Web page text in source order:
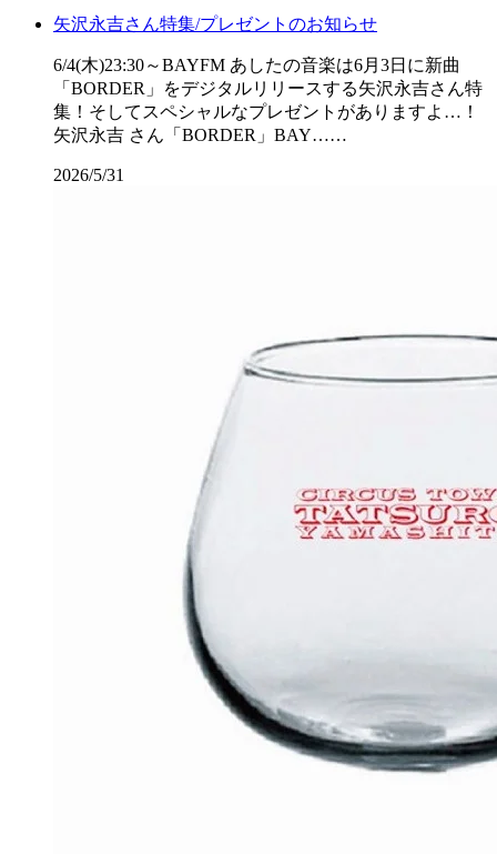
矢沢永吉さん特集/プレゼントのお知らせ
6/4(木)23:30～BAYFM あしたの音楽は6月3日に新曲
「BORDER」をデジタルリリースする矢沢永吉さん特
集！そしてスペシャルなプレゼントがありますよ…！
矢沢永吉 さん「BORDER」BAY……
2026/5/31